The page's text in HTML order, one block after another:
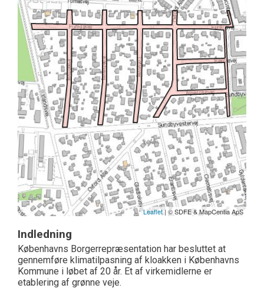
Leaflet| © SDFE & MapCentia ApS
Indledning
Københavns Borgerrepræsentation har besluttet at
gennemføre klimatilpasning af kloakken i Københavns
Kommune i løbet af 20 år. Et af virkemidlerne er
etablering af grønne veje.